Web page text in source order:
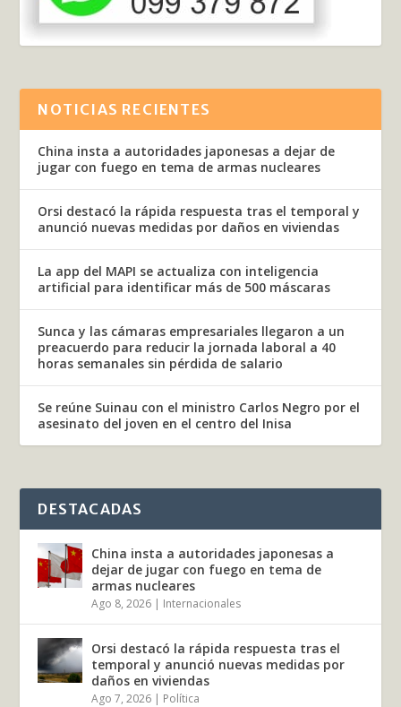
NOTICIAS RECIENTES
China insta a autoridades japonesas a dejar de
jugar con fuego en tema de armas nucleares
Orsi destacó la rápida respuesta tras el temporal y
anunció nuevas medidas por daños en viviendas
La app del MAPI se actualiza con inteligencia
artificial para identificar más de 500 máscaras
Sunca y las cámaras empresariales llegaron a un
preacuerdo para reducir la jornada laboral a 40
horas semanales sin pérdida de salario
Se reúne Suinau con el ministro Carlos Negro por el
asesinato del joven en el centro del Inisa
DESTACADAS
China insta a autoridades japonesas a
dejar de jugar con fuego en tema de
armas nucleares
Ago 8, 2026 | Internacionales
Orsi destacó la rápida respuesta tras el
temporal y anunció nuevas medidas por
daños en viviendas
Ago 7, 2026 | Política